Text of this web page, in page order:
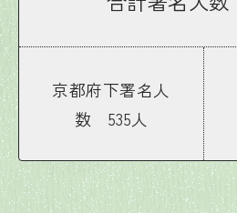
京都府下署名人
数 535人